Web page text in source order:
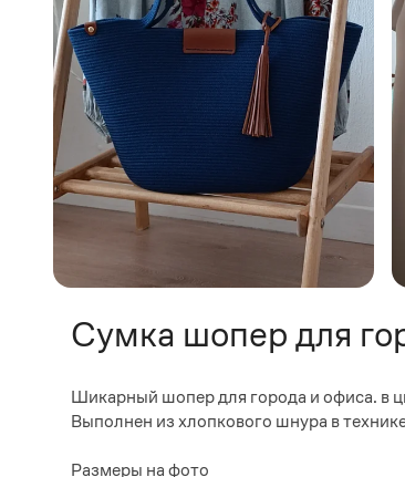
Сумка шопер для
Шикарный шопер для города и офиса. в
Выполнен из хлопкового шнура в технике
Размеры на фото